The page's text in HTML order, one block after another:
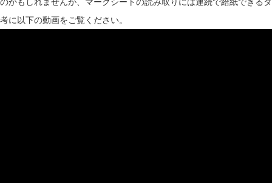
考に以下の動画をご覧ください。